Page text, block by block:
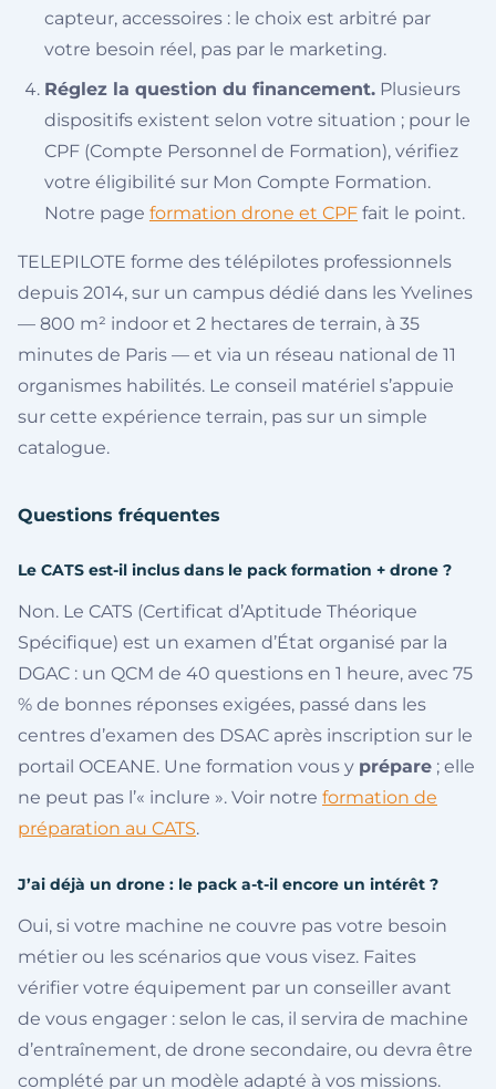
capteur, accessoires : le choix est arbitré par
votre besoin réel, pas par le marketing.
Réglez la question du financement. Plusieurs
dispositifs existent selon votre situation ; pour le
CPF (Compte Personnel de Formation), vérifiez
votre éligibilité sur Mon Compte Formation.
Notre page formation drone et CPF fait le point.
TELEPILOTE forme des télépilotes professionnels
depuis 2014, sur un campus dédié dans les Yvelines
— 800 m² indoor et 2 hectares de terrain, à 35
minutes de Paris — et via un réseau national de 11
organismes habilités. Le conseil matériel s’appuie
sur cette expérience terrain, pas sur un simple
catalogue.
Questions fréquentes
Le CATS est-il inclus dans le pack formation + drone ?
Non. Le CATS (Certificat d’Aptitude Théorique
Spécifique) est un examen d’État organisé par la
DGAC : un QCM de 40 questions en 1 heure, avec 75
% de bonnes réponses exigées, passé dans les
centres d’examen des DSAC après inscription sur le
portail OCEANE. Une formation vous y prépare ; elle
ne peut pas l’« inclure ». Voir notre formation de
préparation au CATS.
J’ai déjà un drone : le pack a-t-il encore un intérêt ?
Oui, si votre machine ne couvre pas votre besoin
métier ou les scénarios que vous visez. Faites
vérifier votre équipement par un conseiller avant
de vous engager : selon le cas, il servira de machine
d’entraînement, de drone secondaire, ou devra être
complété par un modèle adapté à vos missions.